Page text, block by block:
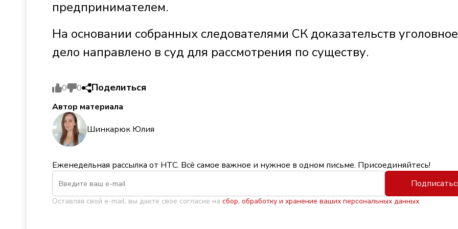
предпринимателем.
На основании собранных следователями СК доказательств уголовное
дело направлено в суд для рассмотрения по существу.
0 0 Поделиться
Автор материала
Шинкарюк Юлия
Еженедельная рассылка от НТС. Всё самое важное и нужное в одном письме. Присоединяйтесь!
Оставляя свой e-mail, вы даете свое согласие на сбор, обработку и хранение ваших персональных данных